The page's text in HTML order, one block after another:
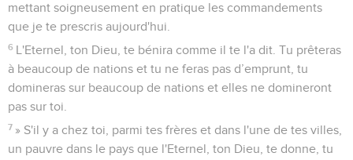
mettant soigneusement en pratique les commandements
que je te prescris aujourd'hui.
6 L'Eternel, ton Dieu, te bénira comme il te l'a dit. Tu prêteras
à beaucoup de nations et tu ne feras pas d’emprunt, tu
domineras sur beaucoup de nations et elles ne domineront
pas sur toi.
7 » S'il y a chez toi, parmi tes frères et dans l'une de tes villes,
un pauvre dans le pays que l'Eternel, ton Dieu, te donne, tu